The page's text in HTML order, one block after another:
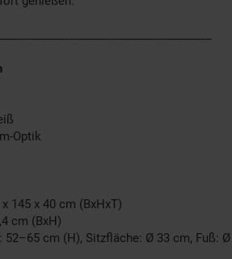
Optik
145 x 40 cm (BxHxT)
cm (BxH)
52–65 cm (H), Sitzfläche: Ø 33 cm, Fuß: Ø